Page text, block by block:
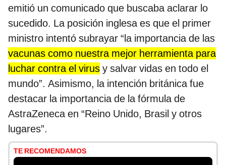
emitió un comunicado que buscaba aclarar lo
sucedido. La posición inglesa es que el primer
ministro intentó subrayar “la importancia de las
vacunas como nuestra mejor herramienta para
luchar contra el virus y salvar vidas en todo el
mundo”. Asimismo, la intención británica fue
destacar la importancia de la fórmula de
AstraZeneca en “Reino Unido, Brasil y otros
lugares”.
TE RECOMENDAMOS